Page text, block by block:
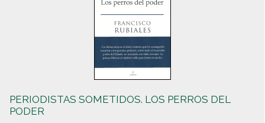
PERIODISTAS SOMETIDOS. LOS PERROS DEL
PODER